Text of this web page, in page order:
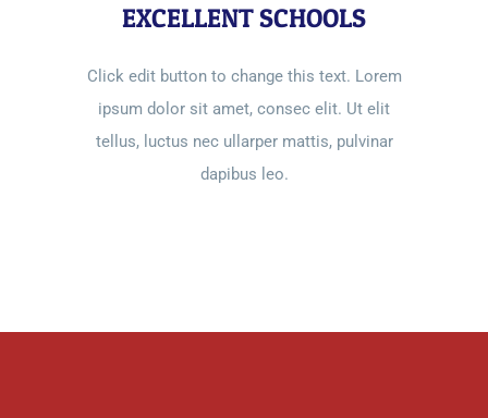
EXCELLENT SCHOOLS
Click edit button to change this text. Lorem
ipsum dolor sit amet, consec elit. Ut elit
tellus, luctus nec ullarper mattis, pulvinar
dapibus leo.